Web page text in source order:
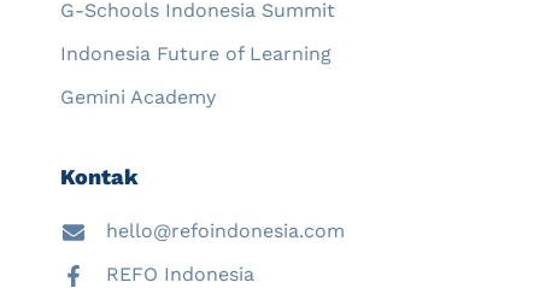
G-Schools Indonesia Summit
Indonesia Future of Learning
Gemini Academy
Kontak
hello@refoindonesia.com
REFO Indonesia